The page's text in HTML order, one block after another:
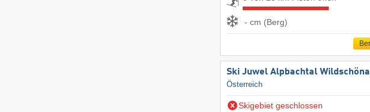
- cm (Berg)
Ski Juwel Alpbachtal
Österreich
Skigebiet geschlossen